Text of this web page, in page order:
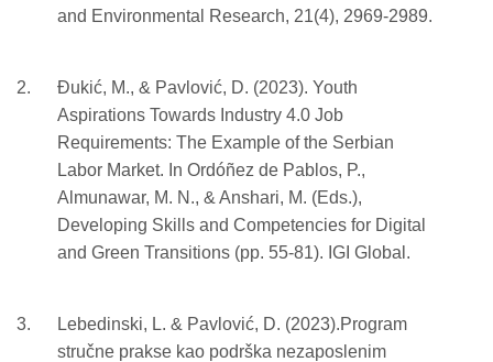
and Environmental Research, 21(4), 2969-2989.
Đukić, M., & Pavlović, D. (2023). Youth
Aspirations Towards Industry 4.0 Job
Requirements: The Example of the Serbian
Labor Market. In Ordóñez de Pablos, P.,
Almunawar, M. N., & Anshari, M. (Eds.),
Developing Skills and Competencies for Digital
and Green Transitions (pp. 55-81). IGI Global.
Lebedinski, L. & Pavlović, D. (2023).Program
stručne prakse kao podrška nezaposlenim